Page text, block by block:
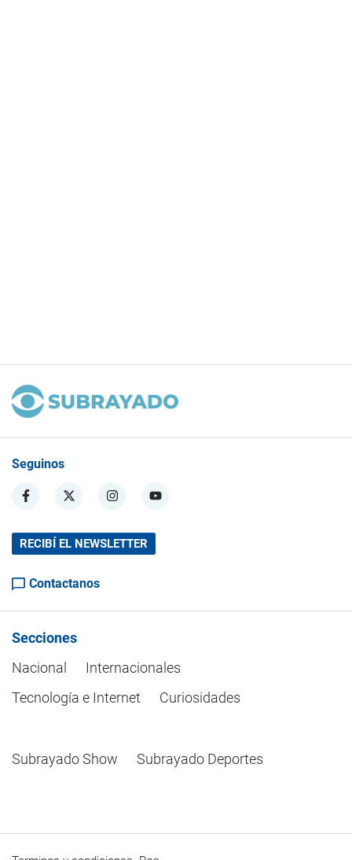
Seguinos
RECIBÍ EL NEWSLETTER
Contactanos
Secciones
Nacional
Internacionales
Tecnología e Internet
Curiosidades
Subrayado Show Subrayado Deportes